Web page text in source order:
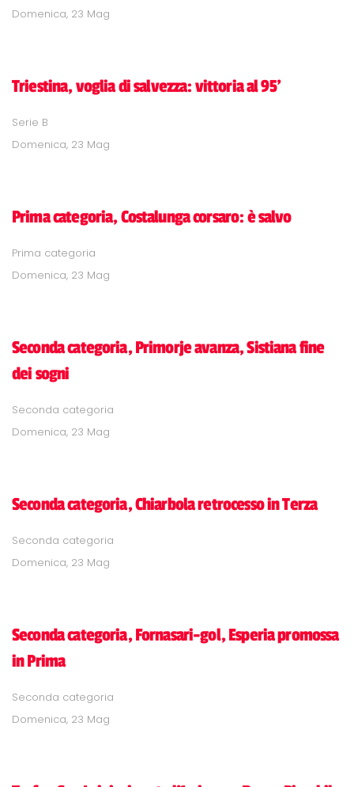
Domenica, 23 Mag
Triestina, voglia di salvezza: vittoria al 95'
Serie B
Domenica, 23 Mag
Prima categoria, Costalunga corsaro: è salvo
Prima categoria
Domenica, 23 Mag
Seconda categoria, Primorje avanza, Sistiana fine
dei sogni
Seconda categoria
Domenica, 23 Mag
Seconda categoria, Chiarbola retrocesso in Terza
Seconda categoria
Domenica, 23 Mag
Seconda categoria, Fornasari-gol, Esperia promossa
in Prima
Seconda categoria
Domenica, 23 Mag